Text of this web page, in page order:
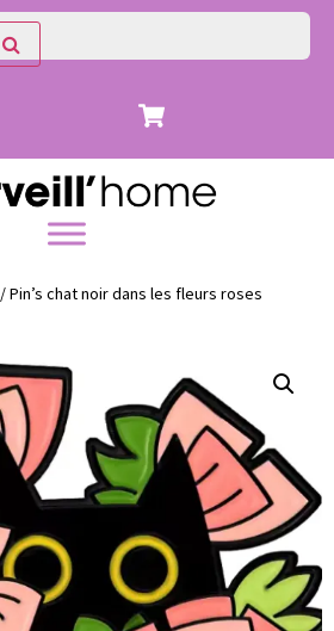
/ Pin’s chat noir dans les fleurs roses